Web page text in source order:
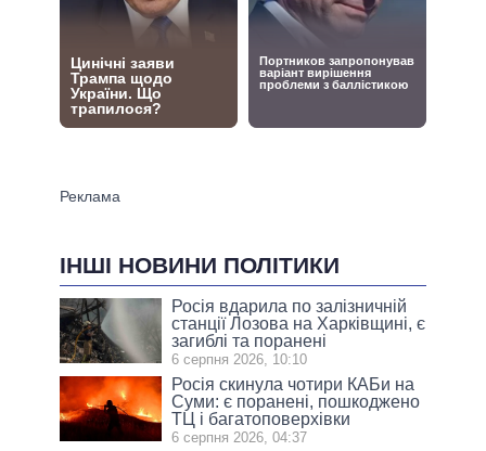
ІНШІ НОВИНИ ПОЛІТИКИ
Росія вдарила по залізничній
станції Лозова на Харківщині, є
загиблі та поранені
6 серпня 2026, 10:10
Росія скинула чотири КАБи на
Суми: є поранені, пошкоджено
ТЦ і багатоповерхівки
6 серпня 2026, 04:37